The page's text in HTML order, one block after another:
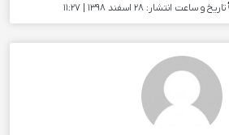
تاریخ و ساعت انتشار: ۲۸ اسفند ۱۳۹۸ | 11:27